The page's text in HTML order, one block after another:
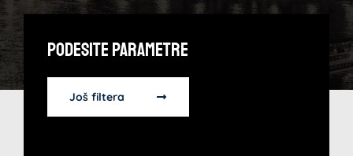
Podesite Parametre
Još filtera